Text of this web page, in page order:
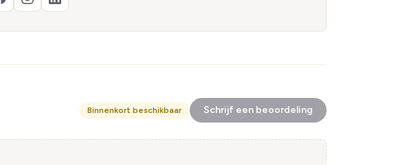
Binnenkort beschikbaar Schrijf een beoordeling